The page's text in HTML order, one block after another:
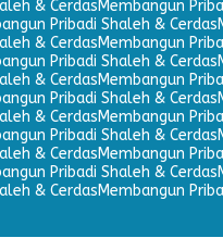
& CerdasMembangun
Pribadi Shaleh & Cerdas
& CerdasMembangun
Pribadi Shaleh & Cerdas
& CerdasMembangun
Pribadi Shaleh & Cerdas
& CerdasMembangun
Pribadi Shaleh & Cerdas
& CerdasMembangun
Pribadi Shaleh & Cerdas
& CerdasMembangun